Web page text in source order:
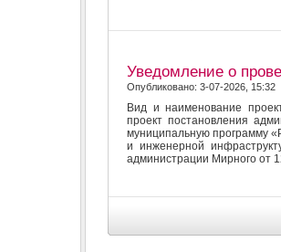
Уведомление о
Опубликовано: 3-07-2026, 15:32
Вид и наименование
проект постановления
муниципальную программу
и инженерной
администрации Мирного от